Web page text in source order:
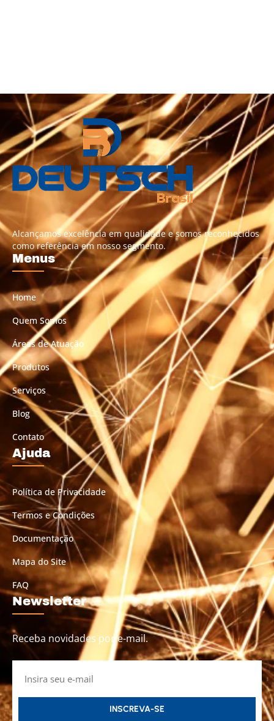
Alcançamos excelência em qualidade e somos reconhecidos
como referência em nosso segmento.
Menus
Home
Quem Somos
Áreas de Atuação
Produtos
Serviços
Blog
Contato
Ajuda
Política de Privacidade
Termos e Condições
Documentação
Mapa do Site
FAQ
Newsletter
Receba novidades por e-mail.
INSCREVA-SE